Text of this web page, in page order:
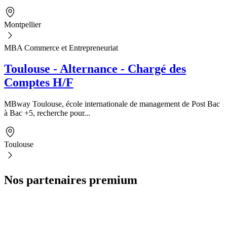
Montpellier
MBA Commerce et Entrepreneuriat
Toulouse - Alternance - Chargé des
Comptes H/F
MBway Toulouse, école internationale de management de Post Bac
à Bac +5, recherche pour...
Toulouse
Nos partenaires premium